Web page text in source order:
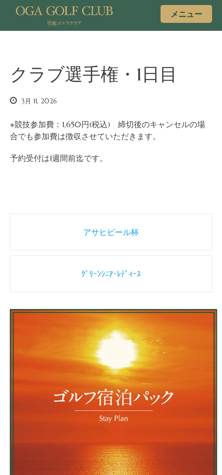
メニュー
クラブ選手権・1日目
3月 11, 2026
※競技参加費：1,650円(税込) 締切後のキャンセルの場
合でも参加費は徴収させていただきます。
予約受付は1週間前迄です。
アサヒビール杯
ｸﾞﾘｰﾝｼﾆｱ･ﾚﾃﾞｨｰｽ